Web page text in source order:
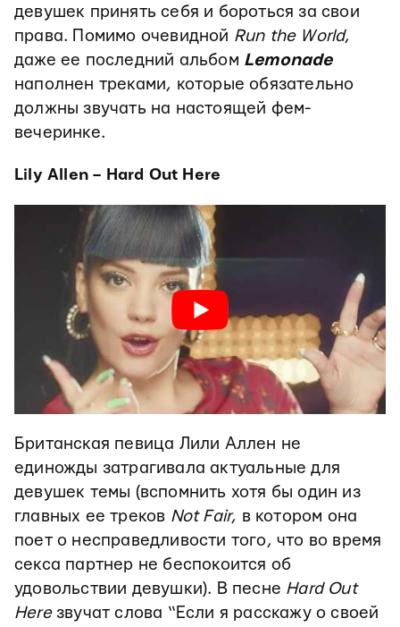
девушек принять себя и бороться за свои
права. Помимо очевидной Run the World,
даже ее последний альбом Lemonade
наполнен треками, которые обязательно
должны звучать на настоящей фем-
вечеринке.
Lily Allen – Hard Out Here
Британская певица Лили Аллен не
единожды затрагивала актуальные для
девушек темы (вспомнить хотя бы один из
главных ее треков Not Fair, в котором она
поет о несправедливости того, что во время
секса партнер не беспокоится об
удовольствии девушки). В песне Hard Out
Hereзвучат слова “Если я расскажу о своей